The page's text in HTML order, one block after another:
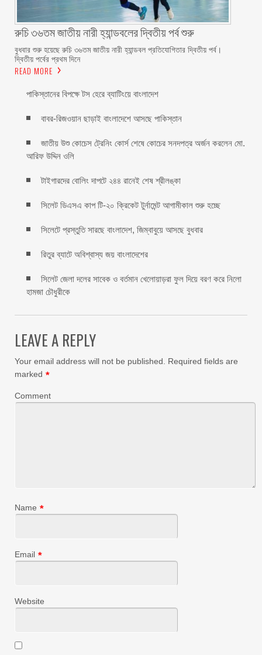
রুচি ৩৬তম জাতীয় নারী হ্যান্ডবলের দ্বিতীয় পর্ব শুরু
বুধবার শুরু হয়েছে রুচি ৩৬তম জাতীয় নারী হ্যান্ডবল প্রতিযোগিতার দ্বিতীয় পর্ব।
দ্বিতীয় পর্বের প্রথম দিনে
READ MORE
পাকিস্তানের বিপক্ষে টস হেরে ব্যাটিংয়ে বাংলাদেশ
বাবর-রিজওয়ান ছাড়াই বাংলাদেশে আসছে পাকিস্তান
জাতীয় উশু কোচেস ট্রেনিং কোর্স শেষে কোচের সনদপত্র অর্জন করলেন মো.
আরিফ উদ্দিন ওলি
টাইগারদের বোলিং দাপটে ২৪৪ রানেই শেষ শ্রীলঙ্কা
সিলেট ডিএসএ কাপ টি-২০ ক্রিকেট টুর্নামেন্ট আগামীকাল শুরু হচ্ছে
সিলেটে প্রস্তুতি সারছে বাংলাদেশ, জিম্বাবুয়ে আসছে বুধবার
রিতুর ব্যাটে অবিশ্বাস্য জয় বাংলাদেশের
সিলেট জেলা দলের সাবেক ও বর্তমান খেলোয়াড়রা ফুল দিয়ে বরণ করে নিলো
হামজা চৌধুরীকে
LEAVE A REPLY
Your email address will not be published.
Required fields are
marked *
Comment
Name *
Email *
Website